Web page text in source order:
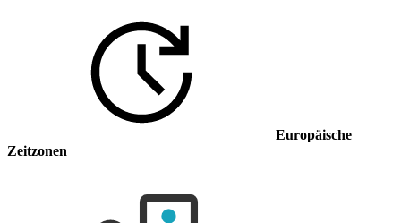
Europäische
Zeitzonen